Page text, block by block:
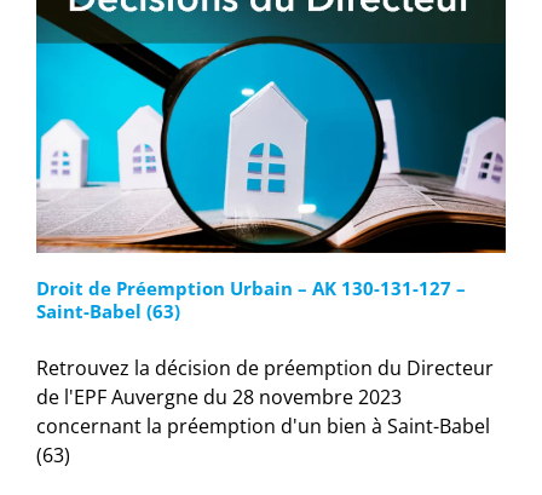
Droit de Préemption Urbain – AK 130-131-127 –
Saint-Babel (63)
Retrouvez la décision de préemption du Directeur
de l'EPF Auvergne du 28 novembre 2023
concernant la préemption d'un bien à Saint-Babel
(63)